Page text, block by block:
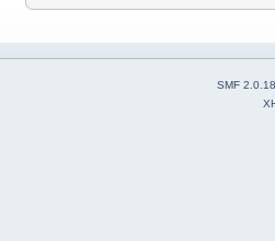
SMF 2.0.18